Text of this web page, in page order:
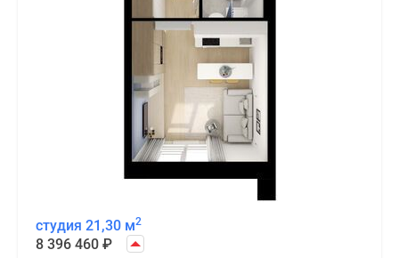
студия 21,30 м2
8 396 460 ₽